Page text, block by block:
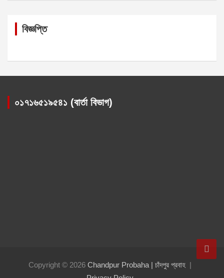
বিজ্ঞপ্তি
০১৭১৬৫১৯৫৪১ (বার্তা বিভাগ)
Copyright © 2026 Chandpur Probaha | চাঁদপুর প্রবাহ